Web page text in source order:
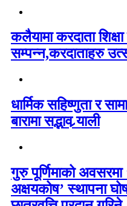
कलैयामा करदाता
सम्पन्न,करदाताहरु
धार्मिक सहिष्णुता र
बारामा सद्भाव र्‍याली
गुरु पूर्णिमाको
अक्षयकोष’ स्थापना